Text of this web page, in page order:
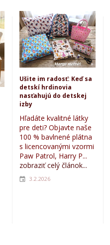
Ušite im radosť: Keď sa
detskí hrdinovia
nasťahujú do detskej
izby
Hľadáte kvalitné látky
pre deti? Objavte naše
100 % bavlnené plátna
s licencovanými vzormi
Paw Patrol, Harry P...
zobraziť celý článok...
3.2.2026